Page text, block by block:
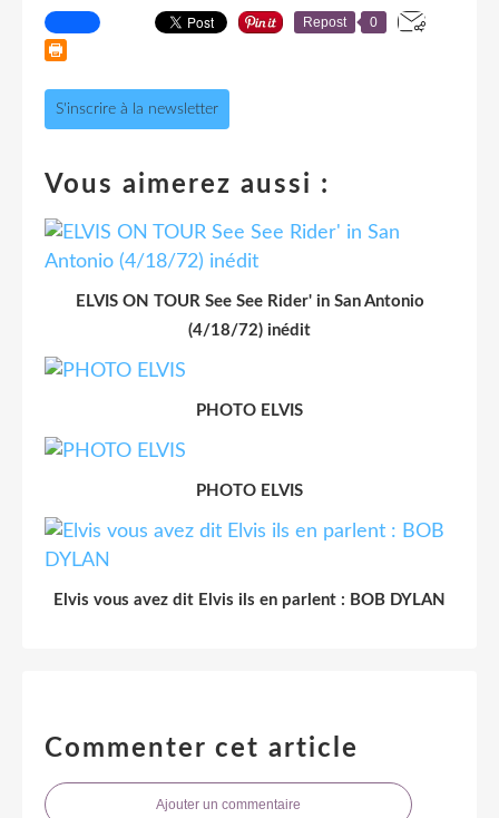
Repost 0
S'inscrire à la newsletter
Vous aimerez aussi :
ELVIS ON TOUR See See Rider' in San Antonio
(4/18/72) inédit
PHOTO ELVIS
PHOTO ELVIS
Elvis vous avez dit Elvis ils en parlent : BOB DYLAN
Commenter cet article
Ajouter un commentaire